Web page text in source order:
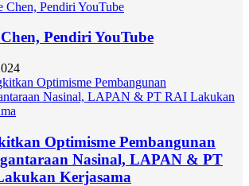
Chen, Pendiri YouTube
Optimisme Pembangunan
Nasinal, LAPAN & PT
Kerjasama